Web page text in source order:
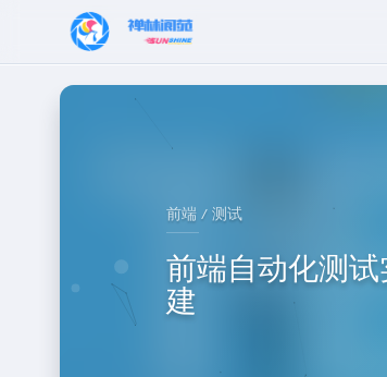
前端 / 测试
前端自动化测
建